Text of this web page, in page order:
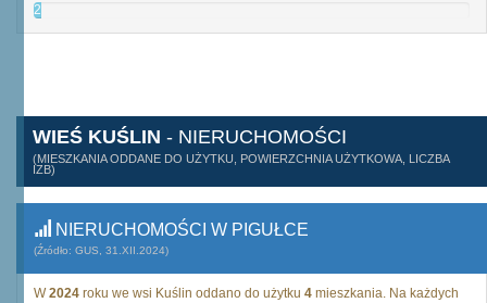
2
WIEŚ KUŚLIN - NIERUCHOMOŚCI
(MIESZKANIA ODDANE DO UŻYTKU, POWIERZCHNIA UŻYTKOWA, LICZBA
IZB)
NIERUCHOMOŚCI W PIGUŁCE
(Źródło: GUS, 31.XII.2024)
W2024 roku we wsi Kuślin oddano do użytku 4 mieszkania. Na każdych